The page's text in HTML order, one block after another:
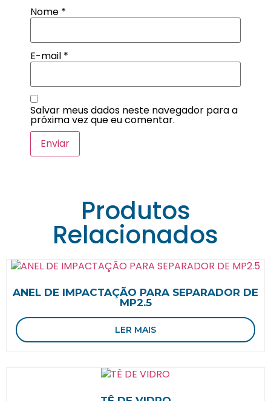
Nome *
E-mail *
Salvar meus dados neste navegador para a
próxima vez que eu comentar.
Produtos
Relacionados
ANEL DE IMPACTAÇÃO PARA SEPARADOR DE
MP2.5
LER MAIS